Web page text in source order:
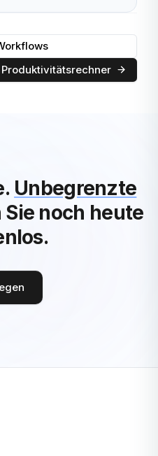
Produktivitätsrechner
Unbegrenzte
noch heute